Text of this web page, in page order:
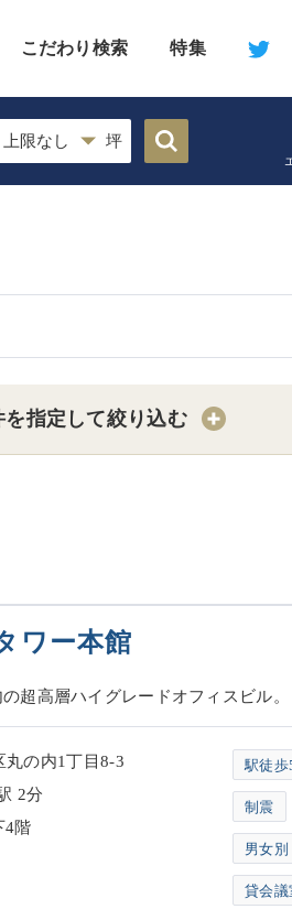
こだわり検索 特集
を指定して絞り込む
ワー本館
超高層ハイグレードオフィスビル。
丸の内1丁目8-3
2分
4階
駅徒歩
制震
男女別
貸会議